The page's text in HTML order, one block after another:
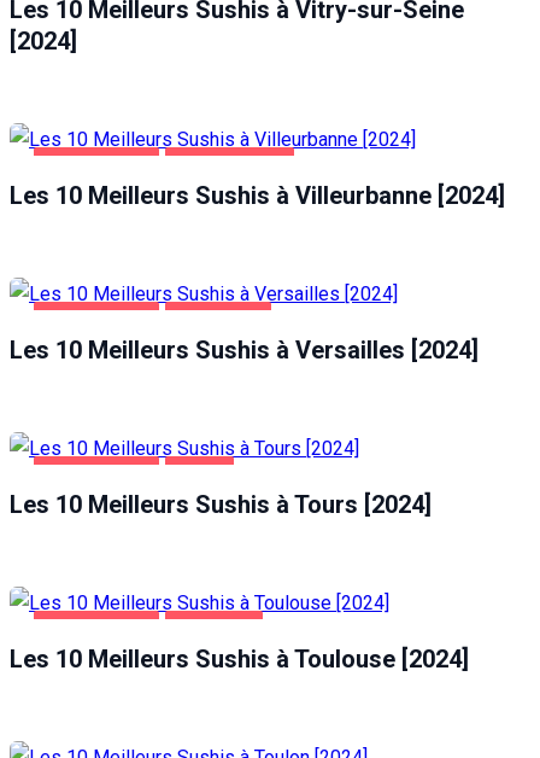
Les 10 Meilleurs Sushis à Vitry-sur-Seine
[2024]
Les 10 Meilleurs Sushis à Villeurbanne [2024]
Les 10 Meilleurs Sushis à Versailles [2024]
Les 10 Meilleurs Sushis à Tours [2024]
Les 10 Meilleurs Sushis à Toulouse [2024]